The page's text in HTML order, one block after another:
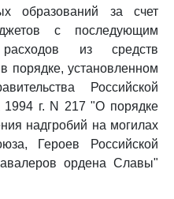
образований за счет
с последующим
из средств
порядке, установленном
Российской
г. N 217 "О порядке
надгробий на могилах
Героев Российской
ордена Славы"